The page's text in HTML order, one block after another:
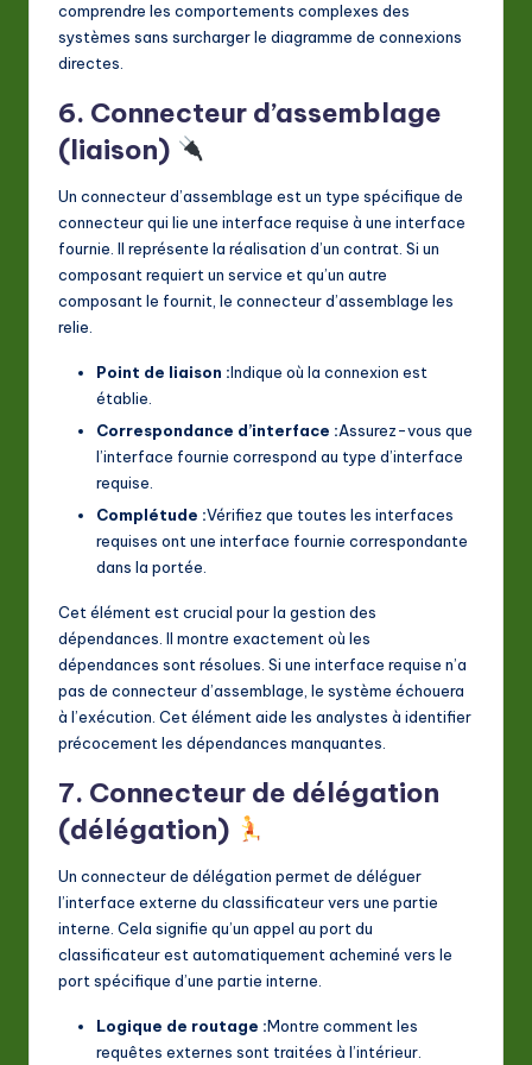
comprendre les comportements complexes des
systèmes sans surcharger le diagramme de connexions
directes.
6. Connecteur d’assemblage
(liaison)
Un connecteur d’assemblage est un type spécifique de
connecteur qui lie une interface requise à une interface
fournie. Il représente la réalisation d’un contrat. Si un
composant requiert un service et qu’un autre
composant le fournit, le connecteur d’assemblage les
relie.
Point de liaison :Indique où la connexion est
établie.
Correspondance d’interface :Assurez-vous que
l’interface fournie correspond au type d’interface
requise.
Complétude :Vérifiez que toutes les interfaces
requises ont une interface fournie correspondante
dans la portée.
Cet élément est crucial pour la gestion des
dépendances. Il montre exactement où les
dépendances sont résolues. Si une interface requise n’a
pas de connecteur d’assemblage, le système échouera
à l’exécution. Cet élément aide les analystes à identifier
précocement les dépendances manquantes.
7. Connecteur de délégation
(délégation)
Un connecteur de délégation permet de déléguer
l’interface externe du classificateur vers une partie
interne. Cela signifie qu’un appel au port du
classificateur est automatiquement acheminé vers le
port spécifique d’une partie interne.
Logique de routage :Montre comment les
requêtes externes sont traitées à l’intérieur.